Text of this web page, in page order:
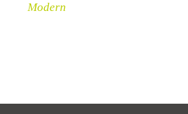
Modern